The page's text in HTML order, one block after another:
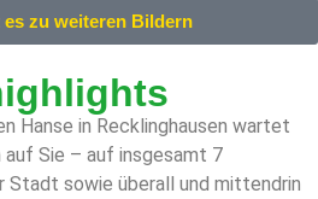
zu weiteren Bildern
Hanse in Recklinghausen wartet
auf Sie – auf insgesamt 7
Stadt sowie überall und mittendrin